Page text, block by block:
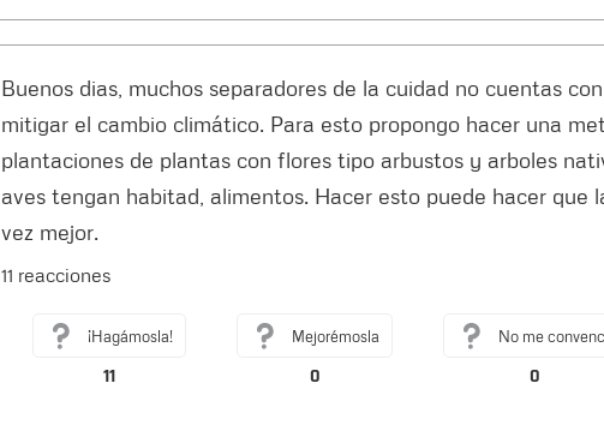
Buenos dias, muchos separadores de la cuidad no cuentas
mitigar el cambio climático. Para esto propongo hacer una
plantaciones de plantas con flores tipo arbustos y arboles
aves tengan habitad, alimentos. Hacer esto puede hacer que
vez mejor.
11 reacciones
¡Hagámosla!
11
Mejorémosla
0
No me
0